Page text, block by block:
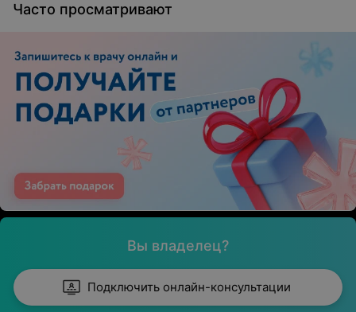
Часто просматривают
Вы владелец?
Подключить онлайн-консультации